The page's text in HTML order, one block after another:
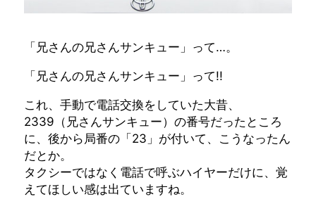
「兄さんの兄さんサンキュー」って…。
「兄さんの兄さんサンキュー」って!!
これ、手動で電話交換をしていた大昔、
2339（兄さんサンキュー）の番号だったところ
に、後から局番の「23」が付いて、こうなったん
だとか。
タクシーではなく電話で呼ぶハイヤーだけに、覚
えてほしい感は出ていますね。